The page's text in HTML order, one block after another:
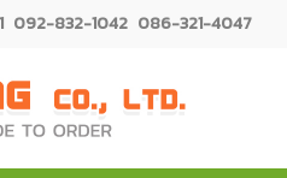
092-832-1042 086-321-4047